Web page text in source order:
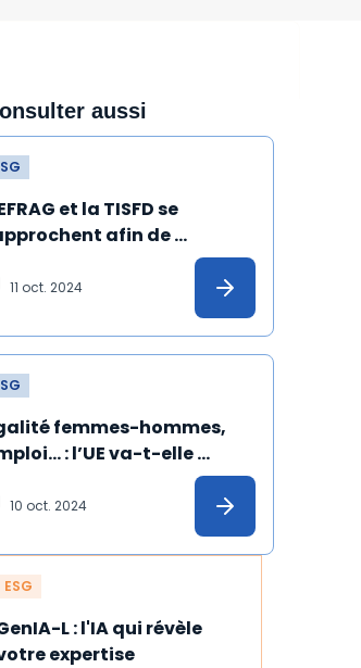
aussi
et la TISFD se
afin de
aux entreprises
11 oct. 2024
femmes-hommes,
: l’UE va-t-elle
le champ social ?
10 oct. 2024
ESG
L : l'IA qui révèle
expertise